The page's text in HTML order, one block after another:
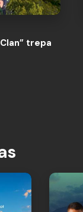
trepa